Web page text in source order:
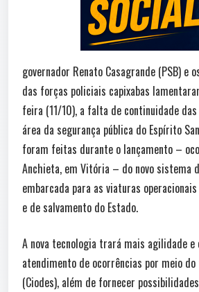
governador Renato Casagrande (PSB) e
das forças policiais capixabas
feira (11/10), a falta de continuidade
área da segurança pública do Espírito
foram feitas durante o lançamento –
Anchieta, em Vitória – do novo sistema
embarcada para as viaturas
e de salvamento do Estado.
A nova tecnologia trará mais agilidade e
atendimento de ocorrências por meio
(Ciodes), além de fornecer